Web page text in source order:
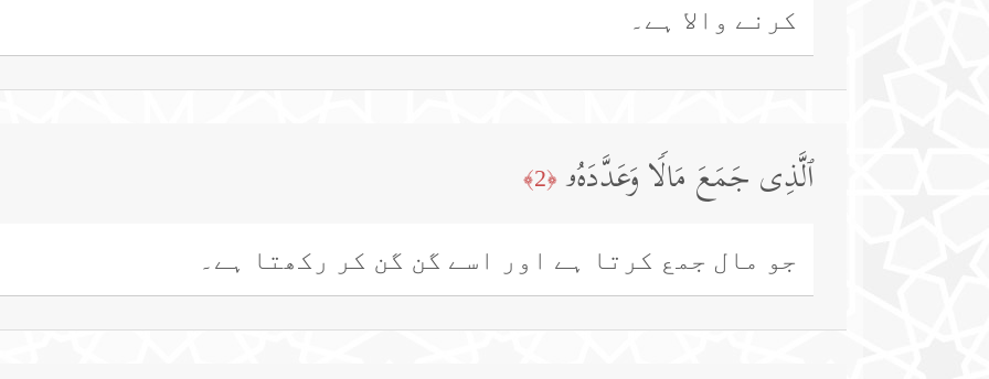
کرنے والا ہے۔
ٱلَّذِی جَمَعَ مَالࣰا وَعَدَّدَهُۥ ﴿2﴾
جو مال جمع کرتا ہے اور اسے گن گن کر رکھتا ہے۔